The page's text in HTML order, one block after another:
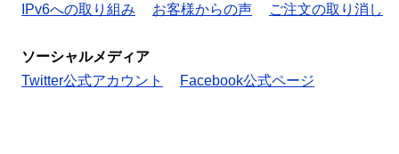
IPv6への取り組み
お客様からの声 ご注文の取り消し
ソーシャルメディア
Twitter公式アカウント
Facebook公式ページ